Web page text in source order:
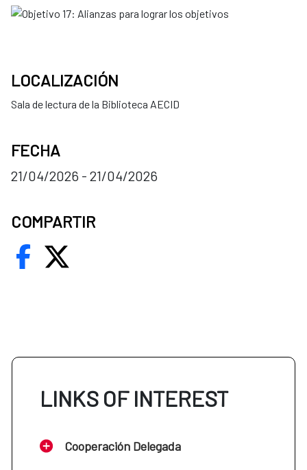
LOCALIZACIÓN
Sala de lectura de la Biblioteca AECID
FECHA
21/04/2026 - 21/04/2026
COMPARTIR
LINKS OF INTEREST
Cooperación Delegada